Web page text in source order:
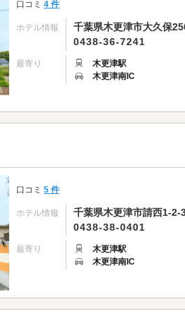
口コミ 4 件
ホテル情報
千葉県木更津市大久保
0438-36-7241
最寄り
木更津駅
木更津南IC
口コミ 5 件
ホテル情報
千葉県木更津市請西1-2-
0438-38-0401
最寄り
木更津駅
木更津南IC